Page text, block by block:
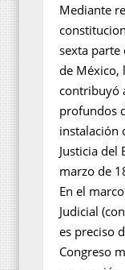
Mediante
sexta parte
de México,
contribuyó
profundos
instalación
Justicia del
marzo de
En el
Judicial
es preciso
Congreso